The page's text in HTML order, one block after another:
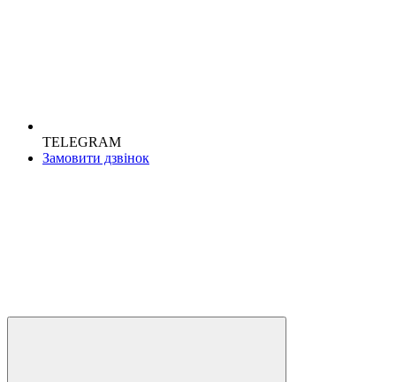
TELEGRAM
Замовити дзвінок